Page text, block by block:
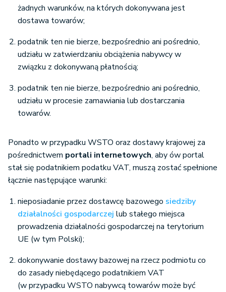
żadnych warunków, na których dokonywana jest
dostawa towarów;
podatnik ten nie bierze, bezpośrednio ani pośrednio,
udziału w zatwierdzaniu obciążenia nabywcy w
związku z dokonywaną płatnością;
podatnik ten nie bierze, bezpośrednio ani pośrednio,
udziału w procesie zamawiania lub dostarczania
towarów.
Ponadto w przypadku WSTO oraz dostawy krajowej za
pośrednictwem portali internetowych, aby ów portal
stał się podatnikiem podatku VAT, muszą zostać spełnione
łącznie następujące warunki:
nieposiadanie przez dostawcę bazowego siedziby
działalności gospodarczej lub stałego miejsca
prowadzenia działalności gospodarczej na terytorium
UE (w tym Polski);
dokonywanie dostawy bazowej na rzecz podmiotu co
do zasady niebędącego podatnikiem VAT
(w przypadku WSTO nabywcą towarów może być